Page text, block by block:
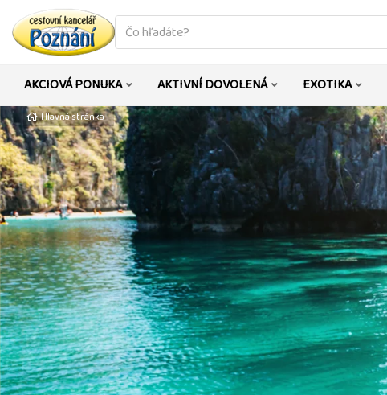
co
hledáte
AKCIOVÁ PONUKA AKTIVNÍ DOVOLENÁ EXOTIKA
Hlavná stránka